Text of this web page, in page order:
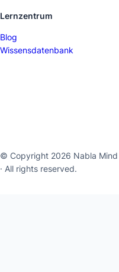
Lernzentrum
Blog
Wissensdatenbank
© Copyright 2026 Nabla Mind
· All rights reserved.